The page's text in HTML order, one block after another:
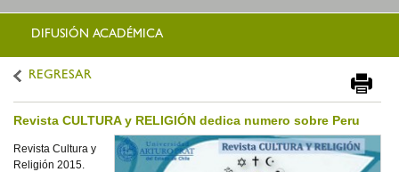
DIFUSIÓN ACADÉMICA
REGRESAR
Revista CULTURA y RELIGIÓN dedica numero sobre Peru
Revista Cultura y
Religión 2015.